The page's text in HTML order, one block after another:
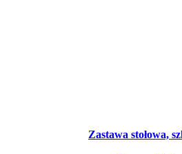
Zastawa stołowa,